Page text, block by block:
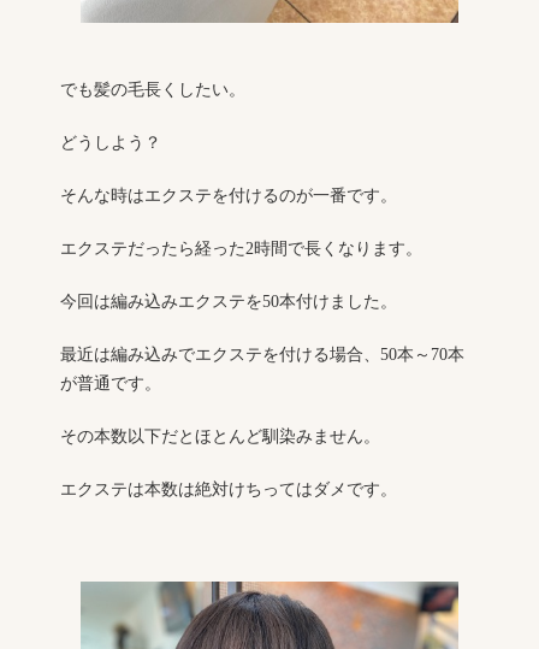
でも髪の毛長くしたい。
どうしよう？
そんな時はエクステを付けるのが一番です。
エクステだったら経った2時間で長くなります。
今回は編み込みエクステを50本付けました。
最近は編み込みでエクステを付ける場合、50本～70本
が普通です。
その本数以下だとほとんど馴染みません。
エクステは本数は絶対けちってはダメです。